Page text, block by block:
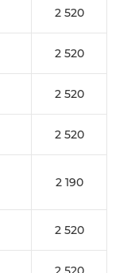
2 520
2 520
2 520
2 520
2 190
2 520